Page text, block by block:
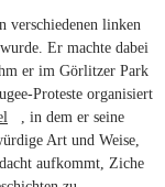
verschiedenen linken
Er machte dabei
er im Görlitzer Park
Proteste organisiert
(link is external)
, in dem er seine
Art und Weise,
aufkommt, Ziche